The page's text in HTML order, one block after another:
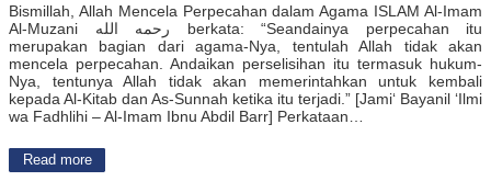
Bismillah, Allah Mencela Perpecahan dalam Agama ISLAM Al-Imam
Al-Muzani رحمه الله berkata: “Seandainya perpecahan itu
merupakan bagian dari agama-Nya, tentulah Allah tidak akan
mencela perpecahan. Andaikan perselisihan itu termasuk hukum-
Nya, tentunya Allah tidak akan memerintahkan untuk kembali
kepada Al-Kitab dan As-Sunnah ketika itu terjadi.” [Jami‘ Bayanil ‘Ilmi
wa Fadhlihi – Al-Imam Ibnu Abdil Barr] Perkataan…
Read more